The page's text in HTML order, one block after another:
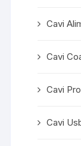
Cavi
Cavi
Cavi
Cavi